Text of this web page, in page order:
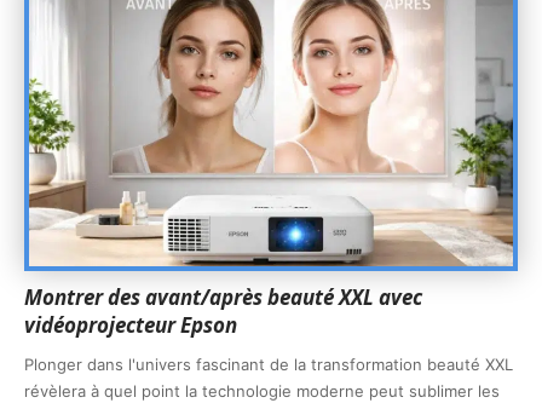
Montrer des avant/après beauté XXL avec
vidéoprojecteur Epson
Plonger dans l'univers fascinant de la transformation beauté XXL
révèlera à quel point la technologie moderne peut sublimer les